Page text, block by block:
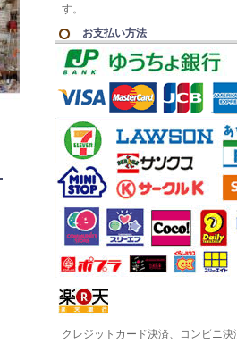
す。
お支払い方法
クレジットカード決済、コンビニ